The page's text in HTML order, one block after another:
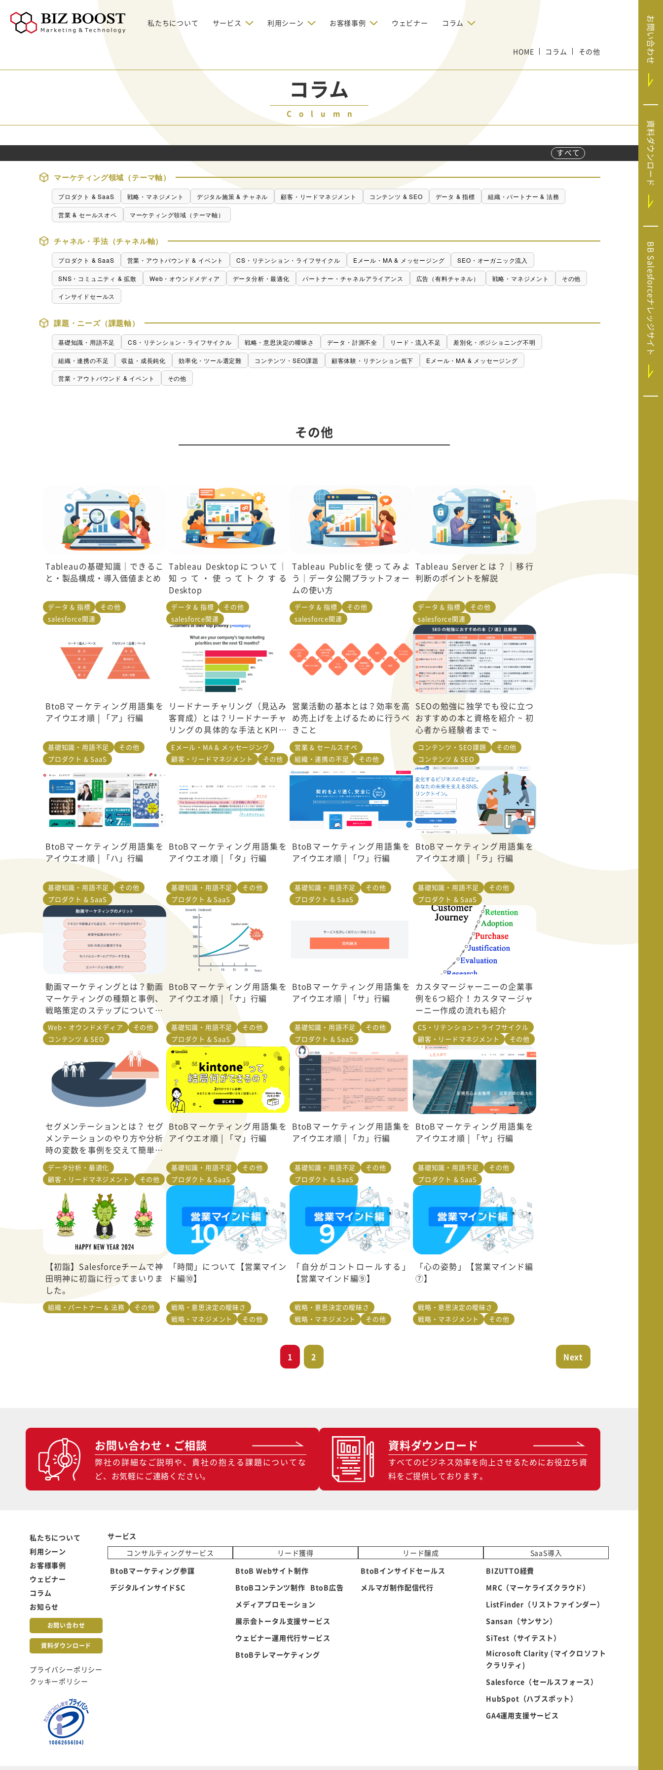
私たちについて サービス
コンサルティングサ
リード獲得
展示会トータル支
援サービス
ウェビナー運用代
行サービス
BtoBテレマーケ
ティング
セールス
メルマガ制作配信
代行
OMリクルーティン
デジタルテクノロジー
SaaS導入
ListFinder（リ
ン）
SiTest（サイテス
Salesforce（セ
ールスフォース）
GA4運用支援サー
ビス
システムエンジニア
利用シーン
セミナー/ウェビナーの集客を増や
BtoBのテレマーケティングで成果を
BtoBのリスティング広告で成果を上
営業が疲弊する「飛び込み営業」や
お客様事例
ウェビナー支援
トレーラーハウスの認知度向上と文
化形成を目指して効果的なメールマ
営業の成果を最大化するBtoBデジタ
ルマーケティング：成功企業のリア 即時可視化と対応迅速化｜フリーウ
ウェビナー コラム
戦略・マネジメント
営業 & セールスオペ
HOME コラム その他
コラム
Column
すべて
マーケティング領域（テーマ軸）
プロダクト & SaaS 戦略・マネジメント デジタル施策 & チャネル 顧客・リードマネジメント コンテンツ & SEO データ & 指標 組織・パートナー & 法務
営業 & セールスオペ マーケティング領域（テーマ軸）
チャネル・手法（チャネル軸）
プロダクト & SaaS 営業・アウトバウンド & イベント CS・リテンション・ライフサイクル Eメール・MA & メッセージング SEO・オーガニック流入
SNS・コミュニティ & 拡散 Web・オウンドメディア データ分析・最適化 パートナー・チャネルアライアンス 広告（有料チャネル） 戦略・マネジメント その他
インサイドセールス
課題・ニーズ（課題軸）
基礎知識・用語不足 CS・リテンション・ライフサイクル 戦略・意思決定の曖昧さ データ・計測不全 リード・流入不足 差別化・ポジショニング不明
組織・連携の不足 収益・成長鈍化 効率化・ツール選定難 コンテンツ・SEO課題 顧客体験・リテンション低下 Eメール・MA & メッセージング
営業・アウトバウンド & イベント その他
その他
Tableauの基礎知識｜できるこ
と・製品構成・導入価値まとめ
データ & 指標
その他
salesforce関連
Tableau Desktopについて｜
知って・使ってトクする
Desktop
データ & 指標
その他
salesforce関連
Tableau Publicを使ってみよ
う｜データ公開プラットフォー
ムの使い方
データ & 指標
その他
salesforce関連
Tableau Serverとは？｜移行
判断のポイントを解説
データ & 指標
その他
salesforce関連
BtoBマーケティング用語集を
アイウエオ順 | 「ア」行編
基礎知識・用語不足
その他
プロダクト & SaaS
リードナーチャリング（見込み
客育成）とは？リードナーチャ
リングの具体的な手法とKPIに
ついて解説
Eメール・MA & メッセージング
顧客・リードマネジメント
その他
営業活動の基本とは？効率を高
め売上げを上げるために行うべ
きこと
営業 & セールスオペ
組織・連携の不足
その他
SEOの勉強に独学でも役に立つ
おすすめの本と資格を紹介 ~ 初
心者から経験者まで ~
コンテンツ・SEO課題
その他
コンテンツ & SEO
BtoBマーケティング用語集を
アイウエオ順 | 「ハ」行編
基礎知識・用語不足
その他
プロダクト & SaaS
BtoBマーケティング用語集を
アイウエオ順 | 「タ」行編
基礎知識・用語不足
その他
プロダクト & SaaS
BtoBマーケティング用語集を
アイウエオ順 | 「ワ」行編
基礎知識・用語不足
その他
プロダクト & SaaS
BtoBマーケティング用語集を
アイウエオ順 | 「ラ」行編
基礎知識・用語不足
その他
プロダクト & SaaS
動画マーケティングとは？動画
マーケティングの種類と事例、
戦略策定のステップについて解
説
Web・オウンドメディア
その他
コンテンツ & SEO
BtoBマーケティング用語集を
アイウエオ順 | 「ナ」行編
基礎知識・用語不足
その他
プロダクト & SaaS
BtoBマーケティング用語集を
アイウエオ順 | 「サ」行編
基礎知識・用語不足
その他
プロダクト & SaaS
カスタマージャーニーの企業事
例を6つ紹介！カスタマージャ
ーニー作成の流れも紹介
CS・リテンション・ライフサイクル
顧客・リードマネジメント
その他
セグメンテーションとは？ セグ
メンテーションのやり方や分析
時の変数を事例を交えて簡単に
解説
データ分析・最適化
顧客・リードマネジメント
その他
BtoBマーケティング用語集を
アイウエオ順 | 「マ」行編
基礎知識・用語不足
その他
プロダクト & SaaS
BtoBマーケティング用語集を
アイウエオ順 | 「カ」行編
基礎知識・用語不足
その他
プロダクト & SaaS
BtoBマーケティング用語集を
アイウエオ順 | 「ヤ」行編
基礎知識・用語不足
その他
プロダクト & SaaS
【初詣】Salesforceチームで神
田明神に初詣に行ってまいりま
した。
組織・パートナー & 法務 その他
「時間」について【営業マイン
ド編⑩】
戦略・意思決定の曖昧さ
戦略・マネジメント
その他
「自分がコントロールする」
【営業マインド編⑨】
戦略・意思決定の曖昧さ
戦略・マネジメント
その他
「心の姿勢」【営業マインド編
⑦】
戦略・意思決定の曖昧さ
戦略・マネジメント
その他
1 2 Next
お問い合わせ・ご相談
弊社の詳細なご説明や、貴社の抱える課題についてな
ど、お気軽にご連絡ください。
資料ダウンロード
すべてのビジネス効率を向上させるためにお役立ち資
料をご提供しております。
私たちについて
利用シーン
お客様事例
ウェビナー
コラム
お知らせ
お問い合わせ
資料ダウンロード
プライバシーポリシー
クッキーポリシー
サービス
コンサルティングサービス
BtoBマーケティング参謀
デジタルインサイドSC
リード獲得
BtoB Webサイト制作
BtoBコンテンツ制作 BtoB広告
メディアプロモーション
展示会トータル支援サービス
ウェビナー運用代行サービス
BtoBテレマーケティング
リード醸成
BtoBインサイドセールス
メルマガ制作配信代行
SaaS導入
BIZUTTO経費
MRC（マーケライズクラウド）
ListFinder（リストファインダー）
Sansan（サンサン）
SiTest（サイテスト）
Microsoft Clarity (マイクロソフト
クラリティ)
Salesforce（セールスフォース）
HubSpot（ハブスポット）
GA4運用支援サービス
お問い合わせ
資料ダウンロード
BB Salesforceナレッジサイト